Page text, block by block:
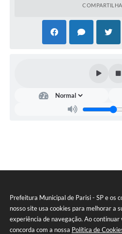
Prefeitura Municipal de Parisi - SP e os
nosso site usa cookies para melhorar a
experiência de navegação. Ao continuar
concorda com a nossa Política de